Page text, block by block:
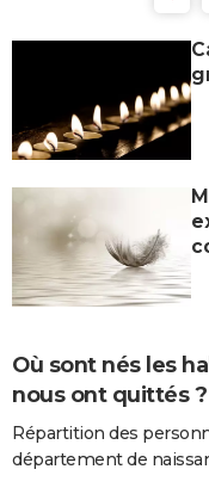
Où sont nés les
nous ont quittés ?
Répartition des
département de